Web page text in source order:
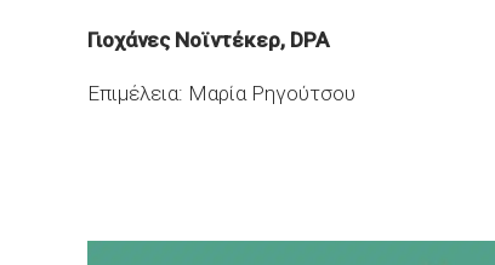
Γιοχάνες Νοϊντέκερ, DPA
Επιμέλεια: Μαρία Ρηγούτσου